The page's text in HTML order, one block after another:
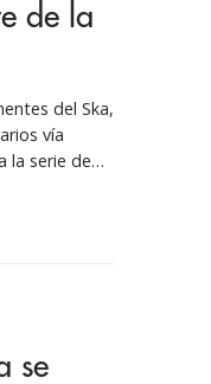
de la
del Ska,
vía
la serie de
momento y
se